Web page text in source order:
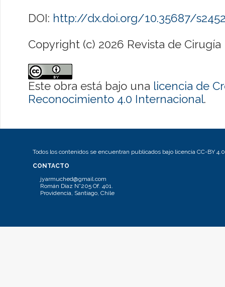
DOI: http://dx.doi.org/10.35687/
Copyright (c) 2026 Revista de Cirugía
Este obra está bajo una licencia de
Reconocimiento 4.0 Internacional.
Todos los contenidos se encuentran publicados bajo licencia CC-BY 4.0
CONTACTO
jyarmuched@gmail.com
Román Díaz N°205 Of. 401.
Providencia, Santiago, Chile